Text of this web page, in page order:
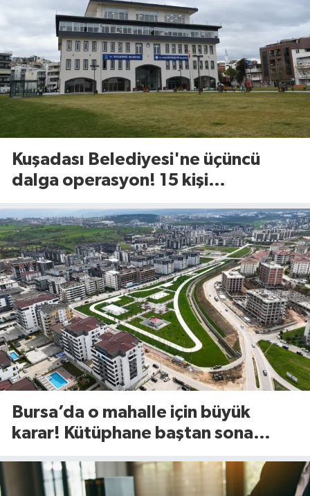
Kuşadası Belediyesi'ne üçüncü
dalga operasyon! 15 kişi
Bursa’da o mahalle için büyük
karar! Kütüphane baştan sona